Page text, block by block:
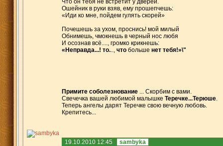
Ошейник в руки взяв, ему прошепчешь:
«Иди ко мне, пойдем гулять скорей»
Почешешь за ухом, проснись! мой милый
Обнимешь, чмокнешь в черный нос любя
И осознав всё...., громко крикнешь:
«Неправда...! то. что больше нет тебя!»\"
Примите соболезнование ... Скорбим с вами.
Свечечка вашей любимой малышке Теречке...Терюше
Теперь ангелы дарят Теречке свою вечную любовь.
Крепитесь...
19.10.2010 12:45 sambyka